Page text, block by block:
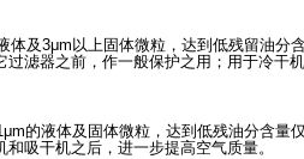
体及3μm 以上固体微粒，达到低残留油分
过滤器之前，作一般保护之用；用于冷干
μm的液体及固体微粒，达到低残油分含量
吸干机之后，进一步提高空气质量。